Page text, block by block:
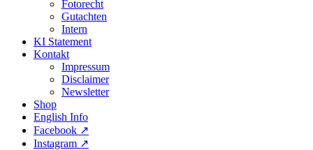
Fotorecht
Gutachten
Intern
KI Statement
Kontakt
Impressum
Disclaimer
Newsletter
Shop
English Info
Facebook ↗︎
Instagram ↗︎